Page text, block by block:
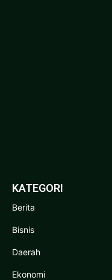
KATEGORI
Berita
Bisnis
Daerah
Ekonomi